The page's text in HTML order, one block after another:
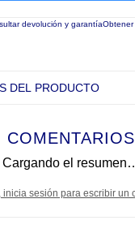
devolución y garantíaObtener
DEL PRODUCTO
COMENTARIOS
Cargando el
inicia sesión para escribir un